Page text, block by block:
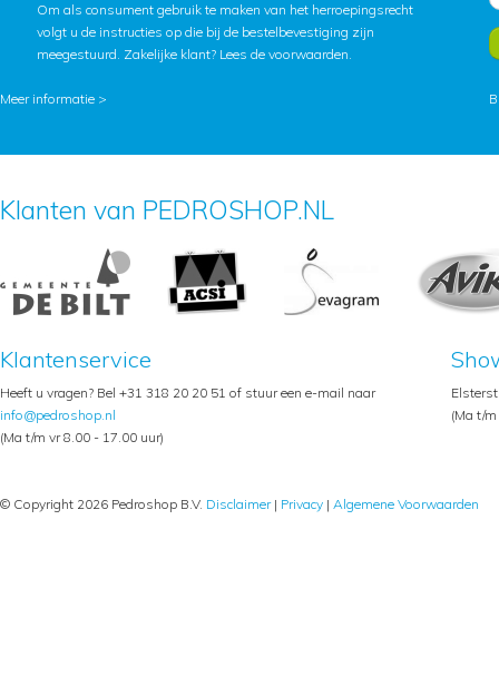
Om als consument gebruik te maken van het herroepingsrecht
volgt u de instructies op die bij de bestelbevestiging zijn
meegestuurd. Zakelijke klant? Lees de voorwaarden.
Meer informatie >
Klanten van PEDROSHOP.NL
Klantenservice
Heeft u vragen? Bel +31 318 20 20 51 of stuur een e-mail naar
info@pedroshop.nl
(Ma t/m vr 8.00 - 17.00 uur)
(Ma t/
© Copyright 2026 Pedroshop B.V. Disclaimer| Privacy | Algemene Voorwaarden